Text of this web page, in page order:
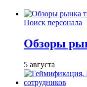
Поиск персонала
Обзоры
5 августа